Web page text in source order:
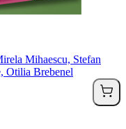
Mihaescu, Stefan
Otilia Brebenel